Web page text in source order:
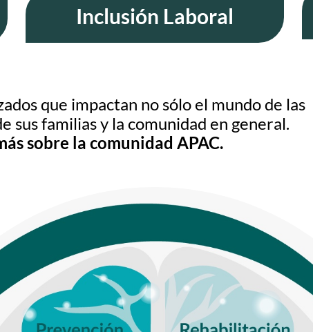
Inclusión Laboral
que impactan no sólo el mundo de las
sus familias y la comunidad en general.
sobre la comunidad APAC.